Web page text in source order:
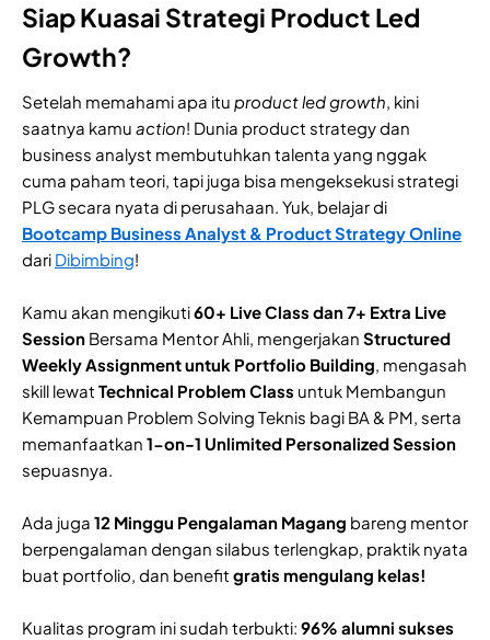
Siap Kuasai Strategi Product Led
Growth?
Setelah memahami apa itu product led growth, kini
saatnya kamu action! Dunia product strategy dan
business analyst membutuhkan talenta yang nggak
cuma paham teori, tapi juga bisa mengeksekusi strategi
PLG secara nyata di perusahaan. Yuk, belajar di
Bootcamp Business Analyst & Product Strategy Online
dari Dibimbing!
Kamu akan mengikuti60+ Live Class dan 7+ Extra Live
Session Bersama Mentor Ahli, mengerjakan Structured
Weekly Assignment untuk Portfolio Building, mengasah
skill lewat Technical Problem Class untuk Membangun
Kemampuan Problem Solving Teknis bagi BA & PM, serta
memanfaatkan 1-on-1 Unlimited Personalized Session
sepuasnya.
Ada juga 12 Minggu Pengalaman Magang bareng mentor
berpengalaman dengan silabus terlengkap, praktik nyata
buat portfolio, dan benefit gratis mengulang kelas!
Kualitas program ini sudah terbukti: 96% alumni sukses